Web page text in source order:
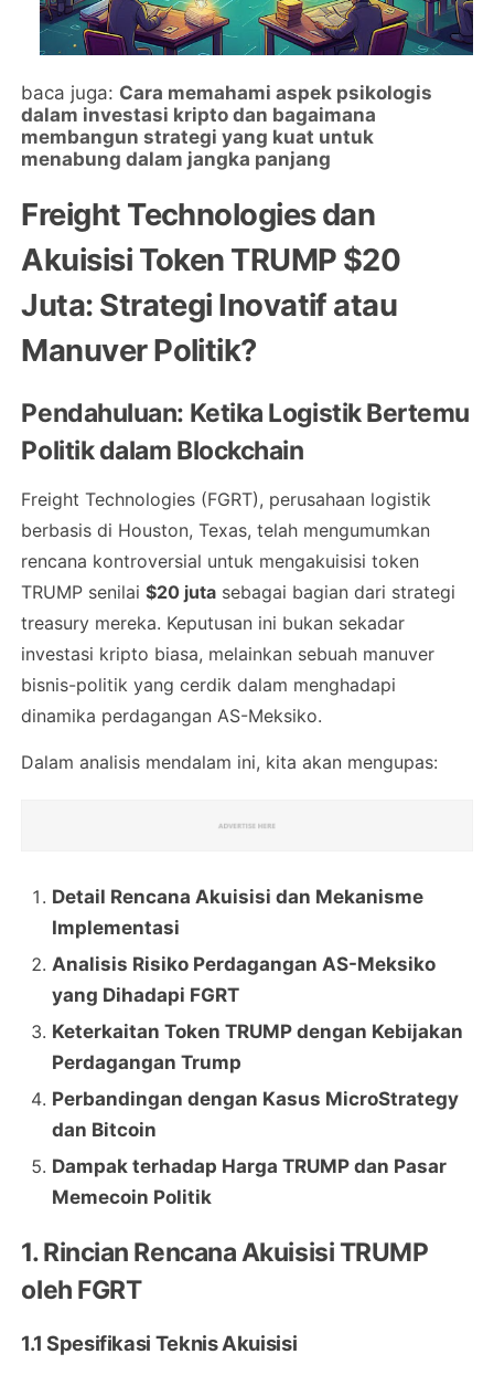
baca juga: Cara memahami aspek psikologis
dalam investasi kripto dan bagaimana
membangun strategi yang kuat untuk
menabung dalam jangka panjang
Freight Technologies dan
Akuisisi Token TRUMP $20
Juta: Strategi Inovatif atau
Manuver Politik?
Pendahuluan: Ketika Logistik Bertemu
Politik dalam Blockchain
Freight Technologies (FGRT), perusahaan logistik
berbasis di Houston, Texas, telah mengumumkan
rencana kontroversial untuk mengakuisisi token
TRUMP senilai$20 juta sebagai bagian dari strategi
treasury mereka. Keputusan ini bukan sekadar
investasi kripto biasa, melainkan sebuah manuver
bisnis-politik yang cerdik dalam menghadapi
dinamika perdagangan AS-Meksiko.
Dalam analisis mendalam ini, kita akan mengupas:
Detail Rencana Akuisisi dan Mekanisme
Implementasi
Analisis Risiko Perdagangan AS-Meksiko
yang Dihadapi FGRT
Keterkaitan Token TRUMP dengan Kebijakan
Perdagangan Trump
Perbandingan dengan Kasus MicroStrategy
dan Bitcoin
Dampak terhadap Harga TRUMP dan Pasar
Memecoin Politik
1. Rincian Rencana Akuisisi TRUMP
oleh FGRT
1.1 Spesifikasi Teknis Akuisisi